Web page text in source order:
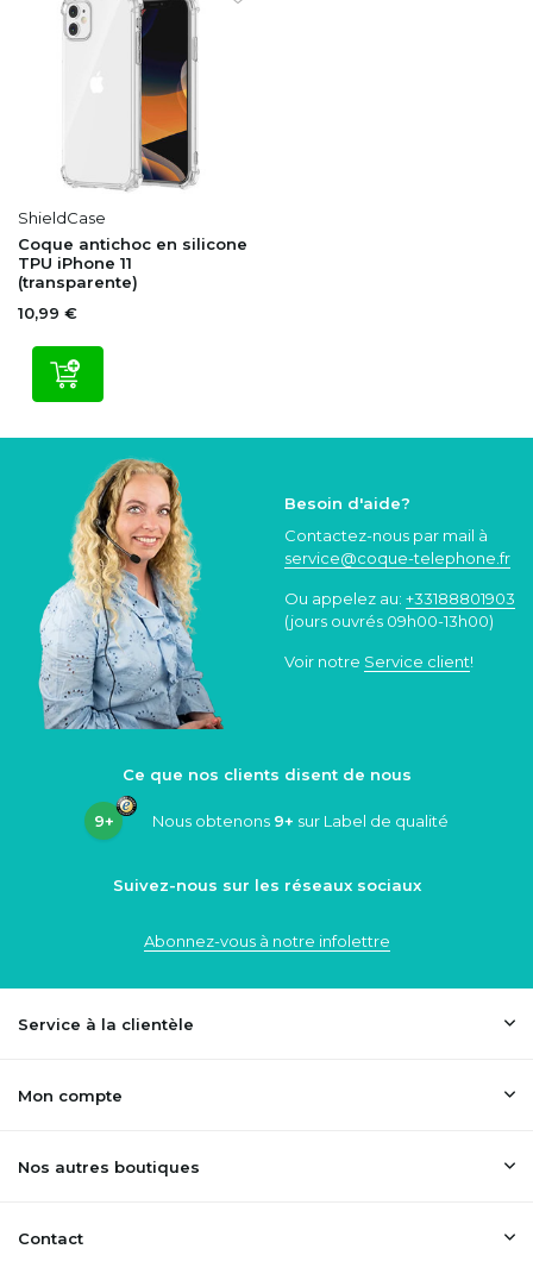
ShieldCase
Coque antichoc en silicone
TPU iPhone 11
(transparente)
10,99 €
Besoin d'aide?
Contactez-nous par mail à
service@coque-telephone.fr
Ou appelez au: +33188801903
(jours ouvrés 09h00-13h00)
Voir notre Service client!
Ce que nos clients disent de nous
9+ Nous obtenons 9+ sur Label de qualité
Suivez-nous sur les réseaux sociaux
Abonnez-vous à notre infolettre
Service à la clientèle
Mon compte
Nos autres boutiques
Contact